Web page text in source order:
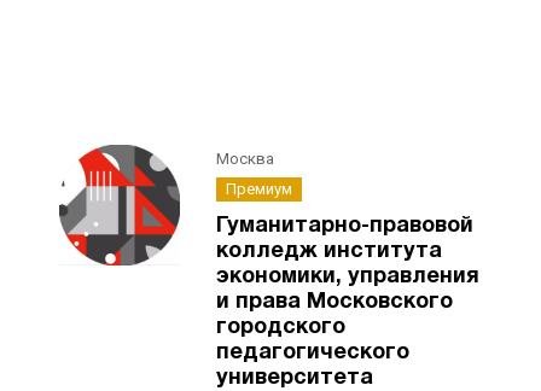
Москва
Премиум
Гуманитарно-правовой
колледж института
экономики, управления
и права Московского
городского
педагогического
университета